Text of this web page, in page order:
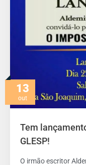
13
out
Tem
GLESP!
O irmão escritor